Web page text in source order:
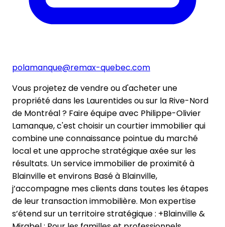
polamanque@remax-quebec.com
Vous projetez de vendre ou d'acheter une
propriété dans les Laurentides ou sur la Rive-Nord
de Montréal ? Faire équipe avec Philippe-Olivier
Lamanque, c'est choisir un courtier immobilier qui
combine une connaissance pointue du marché
local et une approche stratégique axée sur les
résultats. Un service immobilier de proximité à
Blainville et environs Basé à Blainville,
j’accompagne mes clients dans toutes les étapes
de leur transaction immobilière. Mon expertise
s’étend sur un territoire stratégique : +Blainville &